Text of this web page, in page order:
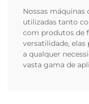
Nossas
utilizadas tanto
com produtos de
versatilidade, elas
a qualquer
vasta gama de